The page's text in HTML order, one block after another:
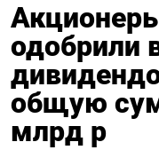
одобрили
общую
млрд р